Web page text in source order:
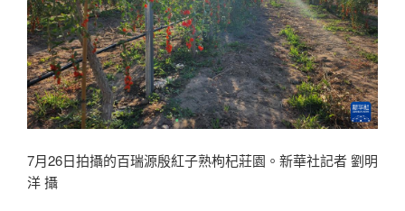
7月26日拍攝的百瑞源殷紅子熟枸杞莊園。新華社記者 劉明
洋 攝